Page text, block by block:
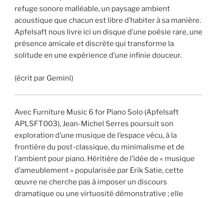
refuge sonore malléable, un paysage ambient
acoustique que chacun est libre d’habiter à sa manière.
Apfelsaft nous livre ici un disque d’une poésie rare, une
présence amicale et discrète qui transforme la
solitude en une expérience d’une infinie douceur.
(écrit par Gemini)
Avec Furniture Music 6 for Piano Solo (Apfelsaft
APLSFT003), Jean-Michel Serres poursuit son
exploration d’une musique de l’espace vécu, à la
frontière du post-classique, du minimalisme et de
l’ambient pour piano. Héritière de l’idée de « musique
d’ameublement » popularisée par Erik Satie, cette
œuvre ne cherche pas à imposer un discours
dramatique ou une virtuosité démonstrative ; elle